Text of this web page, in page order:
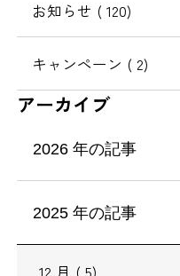
お知らせ ( 120)
キャンペーン ( 2)
アーカイブ
2026 年の記事
2025 年の記事
12 月 ( 5)